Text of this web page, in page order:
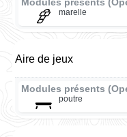
Modules présents
marelle
Aire de jeux
Modules présents
poutre